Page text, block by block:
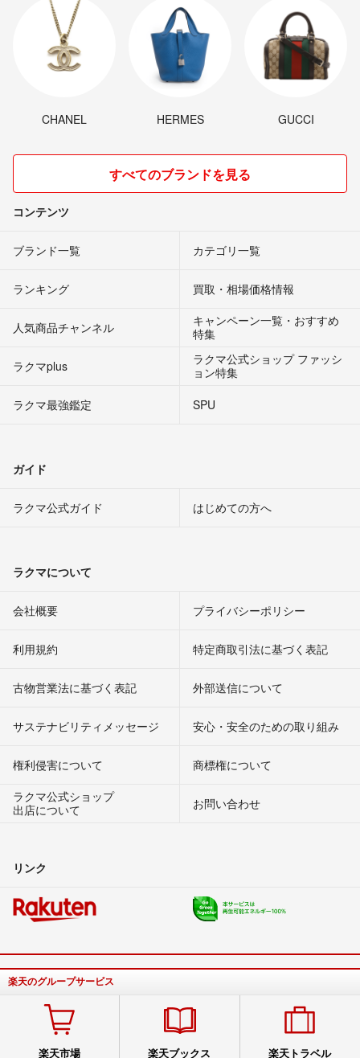
CHANEL HERMES GUCCI
すべてのブランドを見る
コンテンツ
ブランド一覧 カテゴリ一覧
ランキング 買取・相場価格情報
人気商品チャンネル
キャンペーン一覧・おすすめ
特集
ラクマplus
ラクマ公式ショップ ファッシ
ョン特集
ラクマ最強鑑定
SPU
ガイド
ラクマ公式ガイド はじめての方へ
ラクマについて
会社概要 プライバシーポリシー
利用規約 特定商取引法に基づく表記
古物営業法に基づく表記 外部送信について
サステナビリティメッセージ 安心・安全のための取り組み
権利侵害について
商標権について
ラクマ公式ショップ
出店について
お問い合わせ
リンク
楽天のグループサービス
楽天市場 楽天ブックス 楽天トラベル